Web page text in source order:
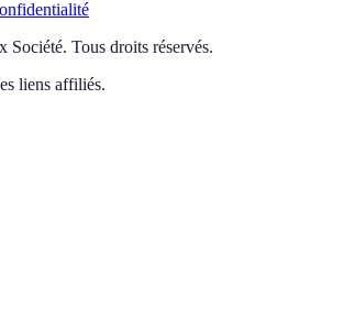
Société. Tous droits réservés.
liens affiliés.